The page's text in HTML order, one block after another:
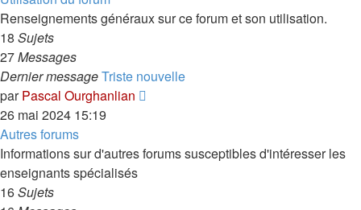
Renseignements généraux sur ce forum et son utilisation.
18 Sujets
27Messages
Dernier messageTriste nouvelle
parPascal Ourghanlian
message
26 mai 2024 15:19
Autres forums
Informations sur d'autres forums susceptibles d'intéresser les
enseignants spécialisés
16Sujets